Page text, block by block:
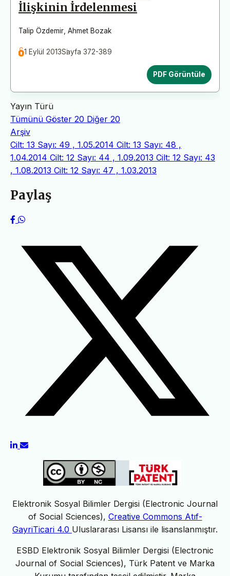
İlişkinin İrdelenmesi
Talip Özdemir Ahmet Bozak
1 Eylül 2013Sayfa 372-389
PDF Görüntüle
Yayın Türü
Tümünü Göster 20 Diğer 20
Arşiv
Cilt: 13 Sayı: 49 , 1.05.2014 Cilt: 13 Sayı: 48 ,
1.04.2014 Cilt: 12 Sayı: 44 , 1.09.2013 Cilt: 12 Sayı: 43
, 1.08.2013 Cilt: 12 Sayı: 47 , 1.03.2013
Paylaş
Elektronik Sosyal Bilimler Dergisi (Electronic Journal
of Social Sciences), Creative Commons Atıf-
GayriTicari 4.0 Uluslararası Lisansı ile lisanslanmıştır.
ESBD Elektronik Sosyal Bilimler Dergisi (Electronic
Journal of Social Sciences), Türk Patent ve Marka